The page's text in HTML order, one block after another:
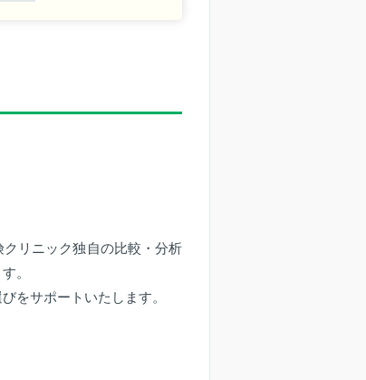
リニック独自の比較・分析
。
をサポートいたします。